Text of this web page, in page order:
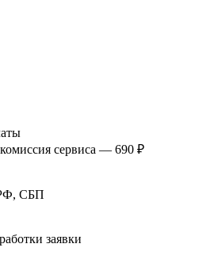
сервиса — 690 ₽
СБП
заявки